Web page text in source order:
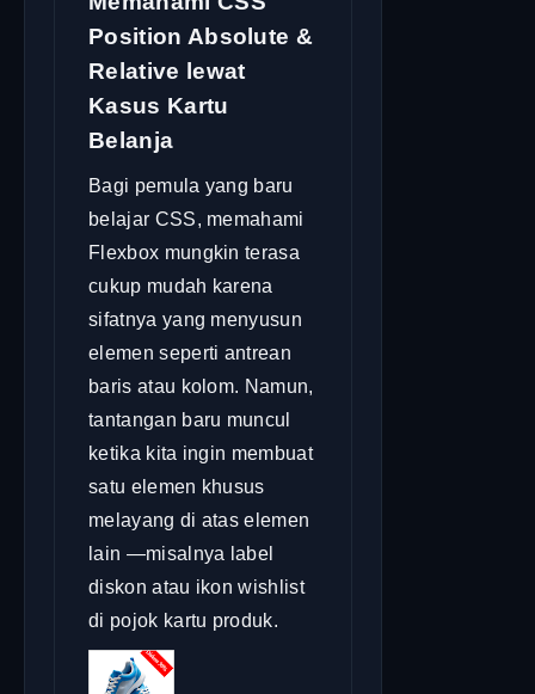
Position Absolute &
Relative lewat
Kasus Kartu
Belanja
Bagi pemula yang baru
belajar CSS, memahami
Flexbox mungkin terasa
cukup mudah karena
sifatnya yang menyusun
elemen seperti antrean
baris atau kolom. Namun,
tantangan baru muncul
ketika kita ingin membuat
satu elemen khusus
melayang di atas elemen
lain —misalnya label
diskon atau ikon wishlist
di pojok kartu produk.